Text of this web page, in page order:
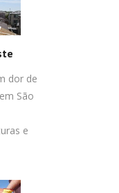
dor de
São
e